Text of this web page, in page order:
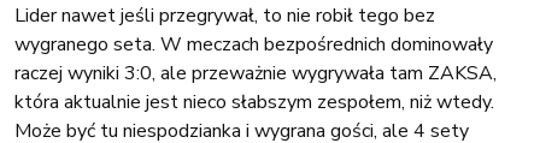
Lider nawet jeśli przegrywał, to nie robił tego bez
wygranego seta. W meczach bezpośrednich dominowały
raczej wyniki 3:0, ale przeważnie wygrywała tam ZAKSA,
która aktualnie jest nieco słabszym zespołem, niż wtedy.
Może być tu niespodzianka i wygrana gości, ale 4 sety